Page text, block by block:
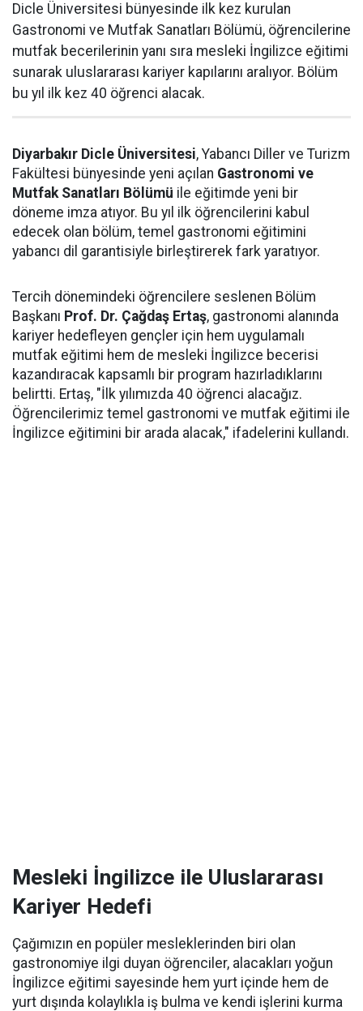
Dicle Üniversitesi bünyesinde ilk kez kurulan
Gastronomi ve Mutfak Sanatları Bölümü, öğrencilerine
mutfak becerilerinin yanı sıra mesleki İngilizce eğitimi
sunarak uluslararası kariyer kapılarını aralıyor. Bölüm
bu yıl ilk kez 40 öğrenci alacak.
Diyarbakır Dicle Üniversitesi, Yabancı Diller ve Turizm
Fakültesi bünyesinde yeni açılan Gastronomi ve
Mutfak Sanatları Bölümü ile eğitimde yeni bir
döneme imza atıyor. Bu yıl ilk öğrencilerini kabul
edecek olan bölüm, temel gastronomi eğitimini
yabancı dil garantisiyle birleştirerek fark yaratıyor.
Tercih dönemindeki öğrencilere seslenen Bölüm
Başkanı Prof. Dr. Çağdaş Ertaş, gastronomi alanında
kariyer hedefleyen gençler için hem uygulamalı
mutfak eğitimi hem de mesleki İngilizce becerisi
kazandıracak kapsamlı bir program hazırladıklarını
belirtti. Ertaş, "İlk yılımızda 40 öğrenci alacağız.
Öğrencilerimiz temel gastronomi ve mutfak eğitimi ile
İngilizce eğitimini bir arada alacak," ifadelerini kullandı.
Mesleki İngilizce ile Uluslararası
Kariyer Hedefi
Çağımızın en popüler mesleklerinden biri olan
gastronomiye ilgi duyan öğrenciler, alacakları yoğun
İngilizce eğitimi sayesinde hem yurt içinde hem de
yurt dışında kolaylıkla iş bulma ve kendi işlerini kurma